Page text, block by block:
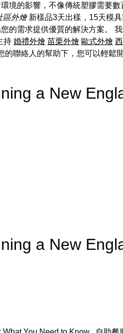
境的影響，不像傳統塑膠需要數
區外燴新樣品3天出樣，15天模
的需求提供優質的解決方案。
持 婚禮外燴 苗栗外燴 歐式外燴
的聯絡人的幫助下，您可以輕鬆
a New
a New